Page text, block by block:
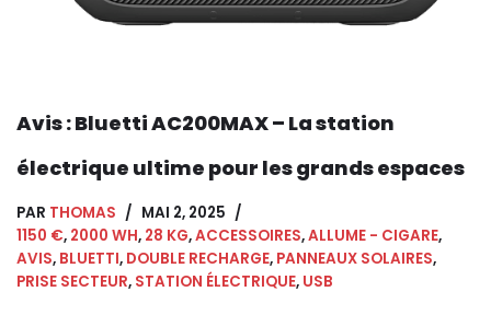
Avis : Bluetti AC200MAX – La station
électrique ultime pour les grands espaces
PAR THOMAS
MAI 2, 2025
1150 €, 2000 WH, 28 KG,ACCESSOIRES,ALLUME - CIGARE,
AVIS, BLUETTI, DOUBLE RECHARGE, PANNEAUX SOLAIRES,
PRISE SECTEUR, STATION ÉLECTRIQUE, USB